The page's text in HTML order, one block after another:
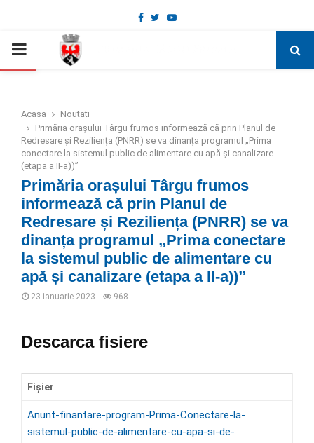
Deschide bara de unelte
Facebook
TwitterYoutube
PRIMARY
Acasa
Noutati
Primăria orașului Târgu frumos informează că prin Planul de
Redresare și Reziliența (PNRR) se va dinanța programul „Prima
conectare la sistemul public de alimentare cu apă și canalizare
(etapa a II-a))”
Primăria orașului Târgu frumos
informează că prin Planul de
Redresare și Reziliența (PNRR) se va
dinanța programul „Prima conectare
la sistemul public de alimentare cu
apă și canalizare (etapa a II-a))”
23 ianuarie 2023 968
Descarca fisiere
Fișier
Anunt-finantare-program-Prima-Conectare-la-
sistemul-public-de-alimentare-cu-apa-si-de-